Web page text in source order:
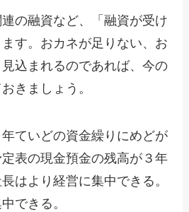
の融資など、「融資が受け
す。おカネが足りない、お
込まれるのであれば、今の
きましょう。
ていどの資金繰りにめどが
表の現金預金の残高が３年
はより経営に集中できる。
できる。